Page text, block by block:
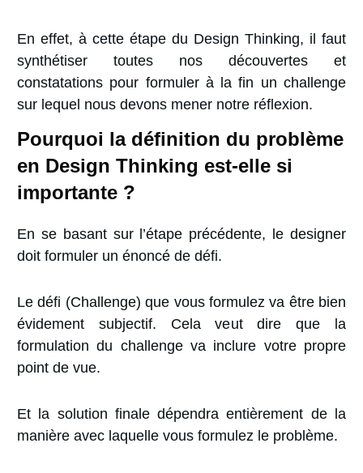
En effet, à cette étape du Design Thinking, il faut
synthétiser toutes nos découvertes et
constatations pour formuler à la fin un challenge
sur lequel nous devons mener notre réflexion.
Pourquoi la définition du problème
en Design Thinking est-elle si
importante ?
En se basant sur l’étape précédente, le designer
doit formuler un énoncé de défi.
Ledéfi (Challenge) que vous formulez va être bien
évidement subjectif. Cela veut dire que la
formulation du challenge va inclure votre propre
point de vue.
Et la solution finale dépendra entièrement de la
manière avec laquelle vous formulez le problème.